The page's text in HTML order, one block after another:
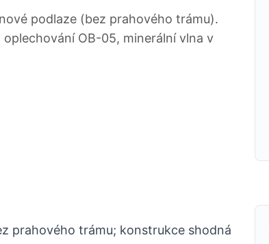
podlaze (bez prahového trámu).
OB-05, minerální vlna v
prahového trámu; konstrukce shodná